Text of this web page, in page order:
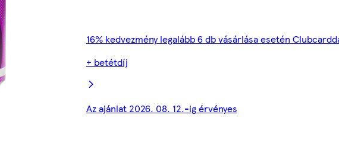
16% kedvezmény legalább 6 db vásárlása esetén
+ betétdíj
Az ajánlat 2026. 08. 12.-ig érvényes